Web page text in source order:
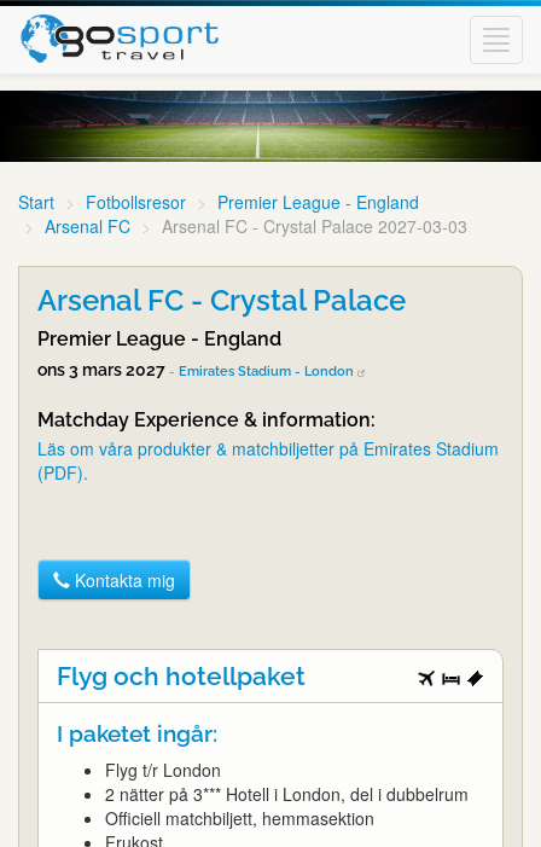
Start Fotbollsresor
Premier League - England
Arsenal FC
Arsenal FC - Crystal Palace 2027-03-03
Arsenal FC - Crystal Palace
Premier League - England
ons 3 mars 2027 - Emirates Stadium - London
Matchday Experience & information:
Läs om våra produkter & matchbiljetter på Emirates Stadium
(PDF).
Kontakta mig
Flyg och hotellpaket
I paketet ingår:
Flyg t/r London
2 nätter på 3*** Hotell i London, del i dubbelrum
Officiell matchbiljett, hemmasektion
Frukost